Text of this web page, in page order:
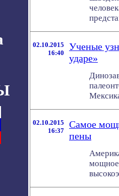
02.10.2015
16:40
Ученые
ударе»
02.10.2015
16:37
Самое
пены
мощное